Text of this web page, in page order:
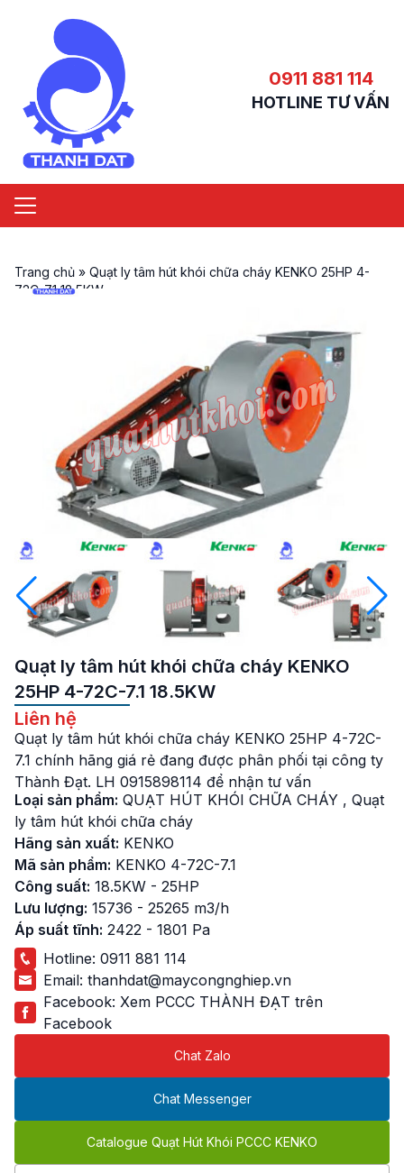
0911 881 114
HOTLINE TƯ VẤN
Trang chủ » Quạt ly tâm hút khói chữa cháy KENKO 25HP 4-
72C-7.1 18.5KW
Quạt ly tâm hút khói chữa cháy KENKO
25HP 4-72C-7.1 18.5KW
Liên hệ
Quạt ly tâm hút khói chữa cháy KENKO 25HP 4-72C-
7.1 chính hãng giá rẻ đang được phân phối tại công ty
Thành Đạt. LH 0915898114 để nhận tư vấn
Loại sản phẩm: QUẠT HÚT KHÓI CHỮA CHÁY , Quạt
ly tâm hút khói chữa cháy
Hãng sản xuất: KENKO
Mã sản phẩm: KENKO 4-72C-7.1
Công suất: 18.5KW - 25HP
Lưu lượng: 15736 - 25265 m3/h
Áp suất tĩnh: 2422 - 1801 Pa
Hotline: 0911 881 114
Email: thanhdat@maycongnghiep.vn
Facebook: Xem PCCC THÀNH ĐẠT trên
Facebook
Chat Zalo
Chat Messenger
Catalogue Quạt Hút Khói PCCC KENKO